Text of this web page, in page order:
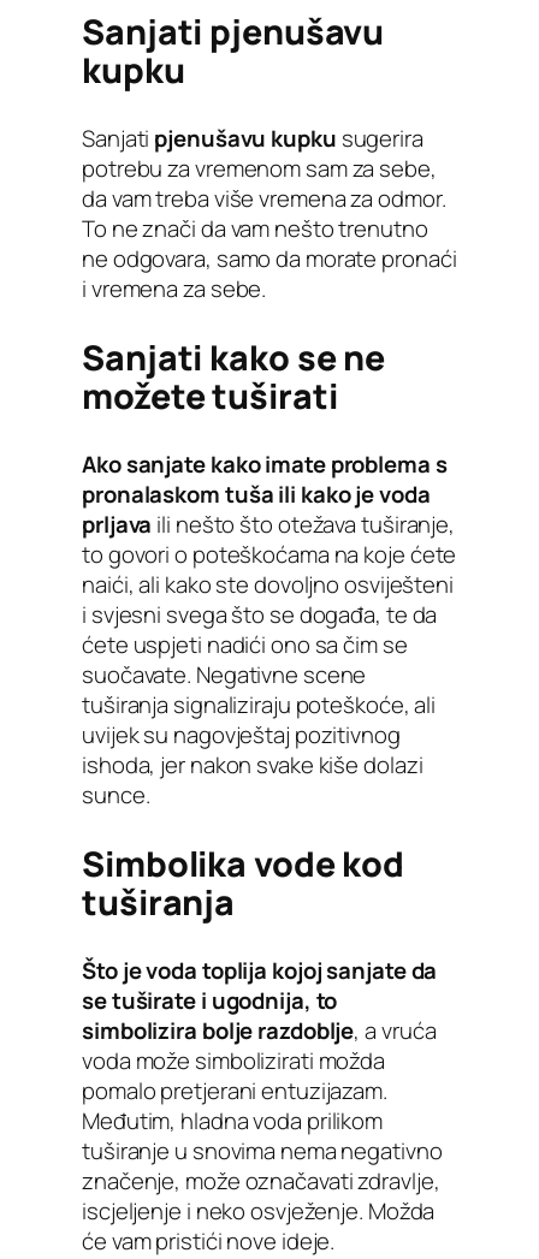
Sanjati pjenušavu
kupku
Sanjati pjenušavu kupku sugerira
potrebu za vremenom sam za sebe,
da vam treba više vremena za odmor.
To ne znači da vam nešto trenutno
ne odgovara, samo da morate pronaći
i vremena za sebe.
Sanjati kako se ne
možete tuširati
Ako sanjate kako imate problema s
pronalaskom tuša ili kako je voda
prljava ili nešto što otežava tuširanje,
to govori o poteškoćama na koje ćete
naići, ali kako ste dovoljno osviješteni
i svjesni svega što se događa, te da
ćete uspjeti nadići ono sa čim se
suočavate. Negativne scene
tuširanja signaliziraju poteškoće, ali
uvijek su nagovještaj pozitivnog
ishoda, jer nakon svake kiše dolazi
sunce.
Simbolika vode kod
tuširanja
Što je voda toplija kojoj sanjate da
se tuširate i ugodnija, to
simbolizira bolje razdoblje, a vruća
voda može simbolizirati možda
pomalo pretjerani entuzijazam.
Međutim, hladna voda prilikom
tuširanje u snovima nema negativno
značenje, može označavati zdravlje,
iscjeljenje i neko osvježenje. Možda
će vam pristići nove ideje.